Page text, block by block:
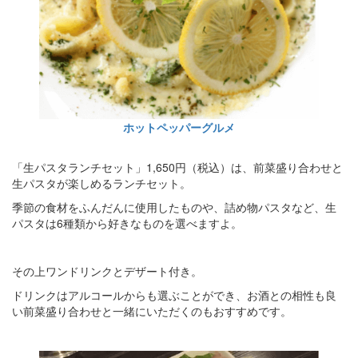
ホットペッパーグルメ
「生パスタランチセット」1,650円（税込）は、前菜盛り合わせと
生パスタが楽しめるランチセット。
季節の食材をふんだんに使用したものや、詰め物パスタなど、生
パスタは6種類から好きなものを選べますよ。
その上ワンドリンクとデザート付き。
ドリンクはアルコールからも選ぶことができ、お酒との相性も良
い前菜盛り合わせと一緒にいただくのもおすすめです。